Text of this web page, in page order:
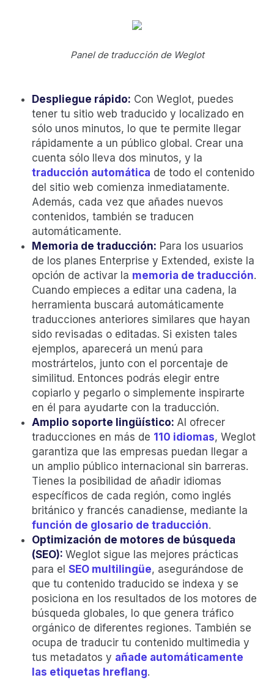
Panel de traducción de Weglot
‍Despliegue rápido: Con Weglot, puedes
tener tu sitio web traducido y localizado en
sólo unos minutos, lo que te permite llegar
rápidamente a un público global. Crear una
cuenta sólo lleva dos minutos, y la
traducción automática de todo el contenido
del sitio web comienza inmediatamente.
Además, cada vez que añades nuevos
contenidos, también se traducen
automáticamente.
Memoria de traducción: Para los usuarios
de los planes Enterprise y Extended, existe la
opción de activar la memoria de traducción.
Cuando empieces a editar una cadena, la
herramienta buscará automáticamente
traducciones anteriores similares que hayan
sido revisadas o editadas. Si existen tales
ejemplos, aparecerá un menú para
mostrártelos, junto con el porcentaje de
similitud. Entonces podrás elegir entre
copiarlo y pegarlo o simplemente inspirarte
en él para ayudarte con la traducción.
Amplio soporte lingüístico: Al ofrecer
traducciones en más de 110 idiomas, Weglot
garantiza que las empresas puedan llegar a
un amplio público internacional sin barreras.
Tienes la posibilidad de añadir idiomas
específicos de cada región, como inglés
británico y francés canadiense, mediante la
función de glosario de traducción.
Optimización de motores de búsqueda
(SEO): Weglot sigue las mejores prácticas
para el SEO multilingüe, asegurándose de
que tu contenido traducido se indexa y se
posiciona en los resultados de los motores de
búsqueda globales, lo que genera tráfico
orgánico de diferentes regiones. También se
ocupa de traducir tu contenido multimedia y
tus metadatos y añade automáticamente
las etiquetas hreflang.